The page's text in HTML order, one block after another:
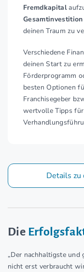
Fremdkapital
Gesamtinvestition
deinen Traum zu
Verschiedene
deinen Start zu
Förderprogramm
besten Optionen
Franchisegeber
wertvolle Tipps
Details zu
Die
„Der nachhaltigste
nicht erst verbraucht